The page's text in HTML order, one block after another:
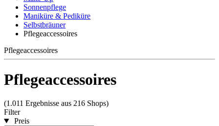
Sonnenpflege
Maniküre & Pediküre
Selbstbräuner
Pflegeaccessoires
Pflegeaccessoires
Pflegeaccessoires
(1.011 Ergebnisse aus 216 Shops)
Filter
Preis